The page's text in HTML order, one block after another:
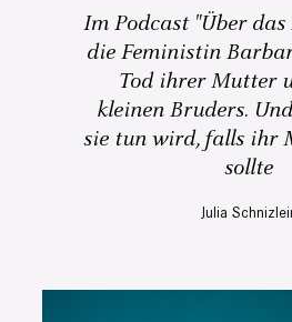
Im Podcast "Über
die Feministin
Tod ihrer Mutter
kleinen Bruders.
sie tun wird, falls ihr
sollte
Julia